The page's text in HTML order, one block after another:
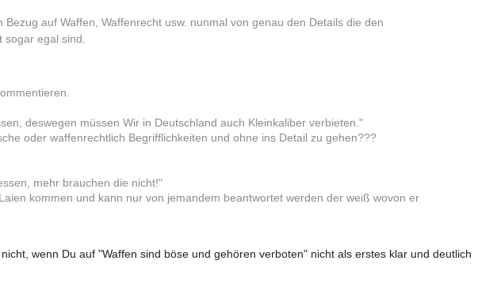
auf Waffen, Waffenrecht usw. nunmal von genau den Details die den
egal sind.
deswegen müssen Wir in Deutschland auch Kleinkaliber verbieten."
oder waffenrechtlich Begrifflichkeiten und ohne ins Detail zu gehen???
mehr brauchen die nicht!"
kommen und kann nur von jemandem beantwortet werden der weiß wovon er
wenn Du auf "Waffen sind böse und gehören verboten" nicht als erstes klar und deutlich